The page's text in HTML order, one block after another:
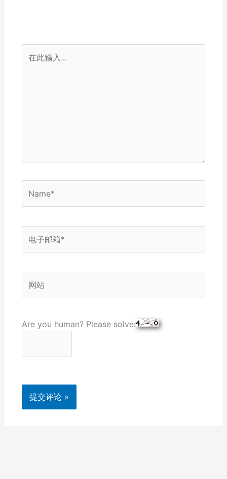
箱
站
Are you human? Please solve: